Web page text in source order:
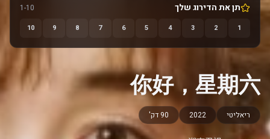
תן את הדירוג שלך 1-10
1
2
3
4
5
6
7
8
9
10
你好，星期六
ריאליטי 2022 90 דק'